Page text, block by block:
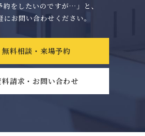
約をしたいのですが…」と、
にお問い合わせください。
無料相談・来場予約
料請求・お問い合わせ